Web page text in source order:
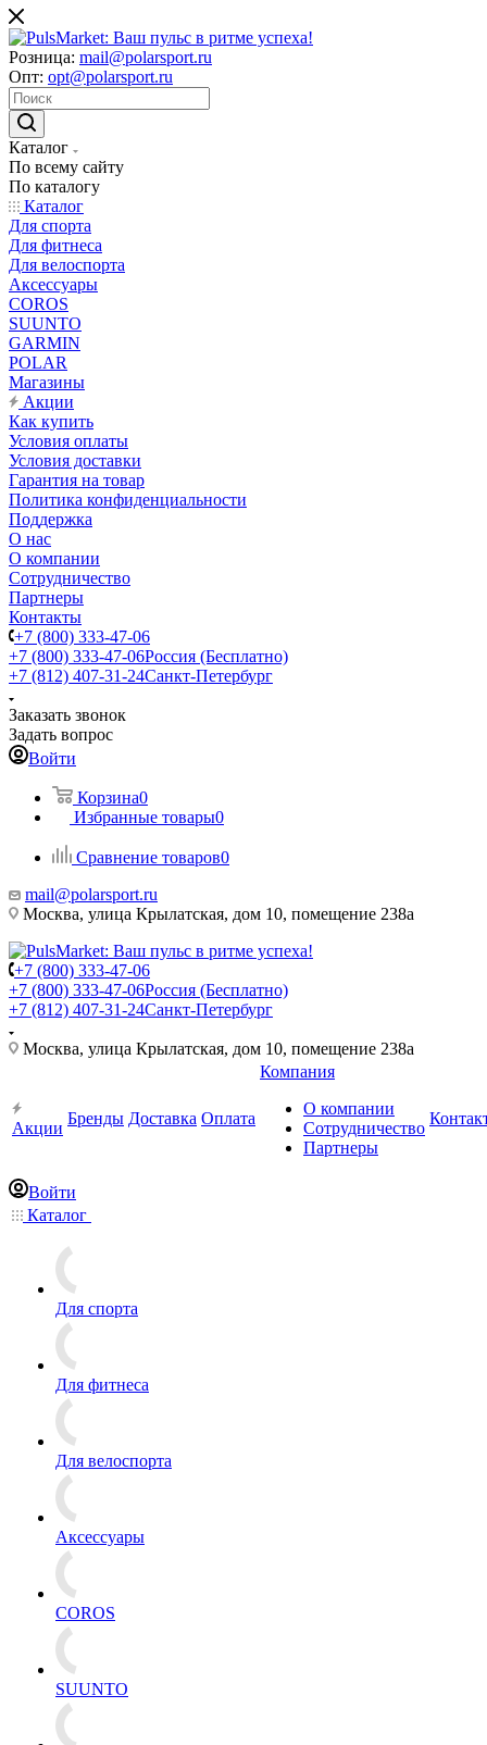
Розница: mail@polarsport.ru
Опт: opt@polarsport.ru
Каталог
По всему сайту
По каталогу
Каталог
Для спорта
Для фитнеса
Для велоспорта
Аксессуары
COROS
SUUNTO
GARMIN
POLAR
Магазины
Акции
Как купить
Условия оплаты
Условия доставки
Гарантия на товар
Политика конфиденциальности
Поддержка
О нас
О компании
Сотрудничество
Партнеры
Контакты
+7 (800) 333-47-06
+7 (800) 333-47-06Россия (Бесплатно)
+7 (812) 407-31-24Санкт-Петербург
Заказать звонок
Задать вопрос
Войти
Корзина0
Избранные товары0
Сравнение товаров0
mail@polarsport.ru
Москва, улица Крылатская, дом 10, помещение 238а
+7 (800) 333-47-06
+7 (800) 333-47-06Россия (Бесплатно)
+7 (812) 407-31-24Санкт-Петербург
Москва, улица Крылатская, дом 10, помещение 238а
Акции
Бренды Доставка Оплата
Компания
О компании
Сотрудничество
Партнеры
Войти
Каталог
Для спорта
Для фитнеса
Для велоспорта
Аксессуары
COROS
SUUNTO